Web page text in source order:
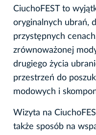
CiuchoFEST to
oryginalnych ubrań,
przystępnych
zrównoważonej
drugiego życia
przestrzeń do
modowych i
Wizyta na
także sposób na